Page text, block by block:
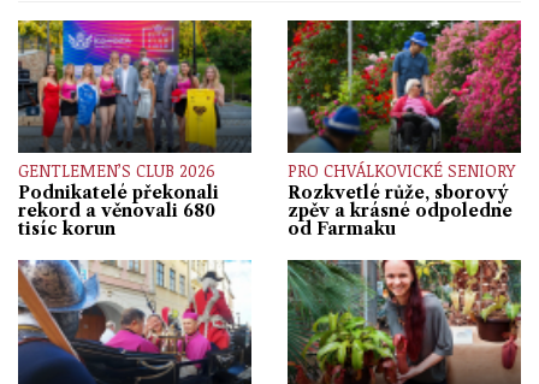
GENTLEMEN’S CLUB 2026
Podnikatelé překonali
rekord a věnovali 680
tisíc korun
PRO CHVÁLKOVICKÉ SENIORY
Rozkvetlé růže, sborový
zpěv a krásné odpoledne
od Farmaku